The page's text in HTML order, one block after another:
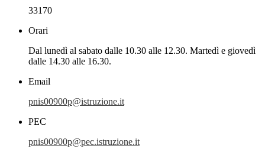
33170
Orari
Dal lunedì al sabato dalle 10.30 alle 12.30. Martedì e giovedì
dalle 14.30 alle 16.30.
Email
pnis00900p@istruzione.it
PEC
pnis00900p@pec.istruzione.it